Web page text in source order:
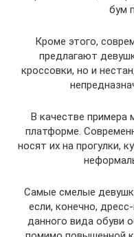
бум
Кроме этого,
предлагают
кроссовки, но и
В качестве примера
платформе.
носят их на прогулки,
Самые смелые
если, конечно,
данного вида обуви